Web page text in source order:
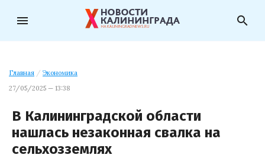
menu search
Главная / Экономика
27/05/2025 — 13:38
В Калининградской области
нашлась незаконная свалка на
сельхозземлях